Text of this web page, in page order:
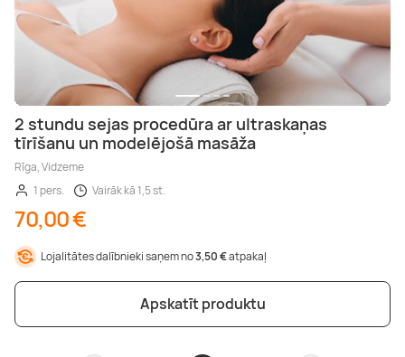
2 stundu sejas procedūra ar ultraskaņas
tīrīšanu un modelējošā masāža
Rīga, Vidzeme
1 pers.
Vairāk kā 1,5 st.
70,00 €
Lojalitātes dalībnieki saņem no3,50 €atpakaļ
Apskatīt produktu